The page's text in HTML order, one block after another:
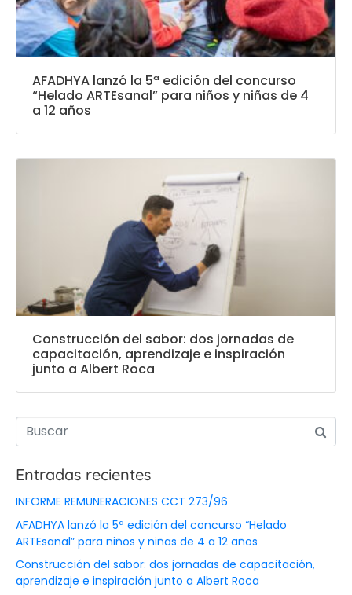
AFADHYA lanzó la 5ª edición del concurso
“Helado ARTEsanal” para niños y niñas de 4
a 12 años
Construcción del sabor: dos jornadas de
capacitación, aprendizaje e inspiración
junto a Albert Roca
Entradas recientes
INFORME REMUNERACIONES CCT 273/96
AFADHYA lanzó la 5ª edición del concurso “Helado
ARTEsanal” para niños y niñas de 4 a 12 años
Construcción del sabor: dos jornadas de capacitación,
aprendizaje e inspiración junto a Albert Roca